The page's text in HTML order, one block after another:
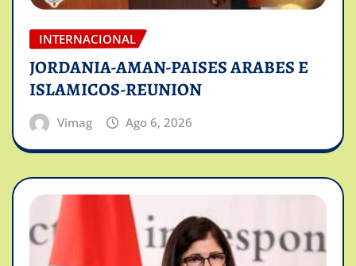
INTERNACIONAL
JORDANIA-AMAN-PAISES ARABES E
ISLAMICOS-REUNION
Vimag Ago 6, 2026